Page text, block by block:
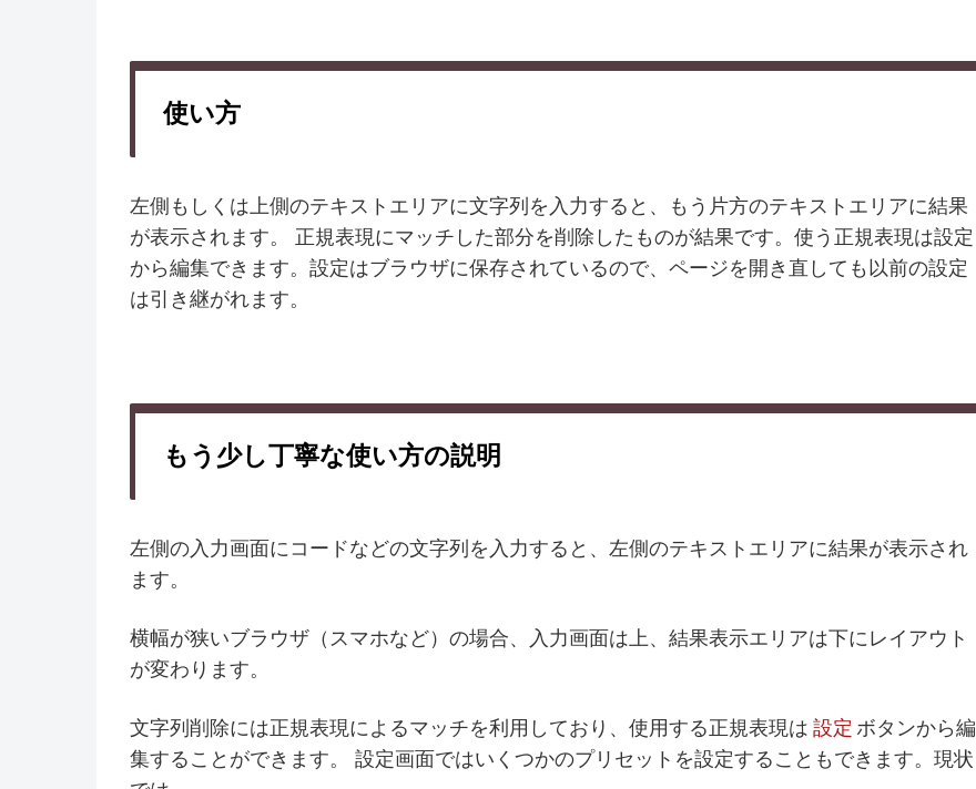
使い方
左側もしくは上側のテキストエリアに文字列を入力すると、もう片方のテキストエリアに結果
が表示されます。 正規表現にマッチした部分を削除したものが結果です。使う正規表現は設定
から編集できます。設定はブラウザに保存されているので、ページを開き直しても以前の設定
は引き継がれます。
もう少し丁寧な使い方の説明
左側の入力画面にコードなどの文字列を入力すると、左側のテキストエリアに結果が表示され
ます。
横幅が狭いブラウザ（スマホなど）の場合、入力画面は上、結果表示エリアは下にレイアウト
が変わります。
文字列削除には正規表現によるマッチを利用しており、使用する正規表現は 設定 ボタンから編
集することができます。 設定画面ではいくつかのプリセットを設定することもできます。現状